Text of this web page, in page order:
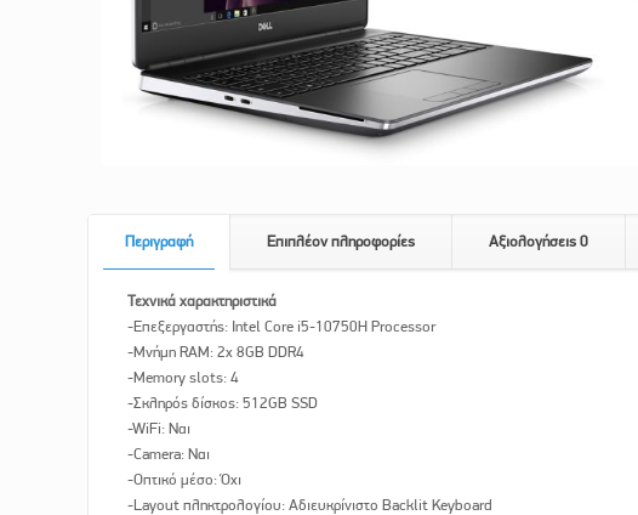
Περιγραφή Επιπλέον πληροφορίες Αξιολογήσεις 0
Τεχνικά χαρακτηριστικά
-Επεξεργαστής: Intel Core i5-10750H Processor
-Μνήμη RAM: 2x 8GB DDR4
-Memory slots: 4
-Σκληρός δίσκος: 512GB SSD
-WiFi: Ναι
-Camera: Ναι
-Οπτικό μέσο: Όχι
-Layout πληκτρολογίου: Αδιευκρίνιστo Backlit Keyboard